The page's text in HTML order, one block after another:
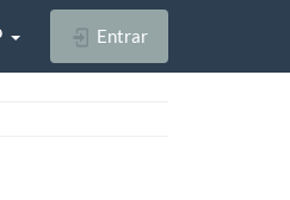
Entrar